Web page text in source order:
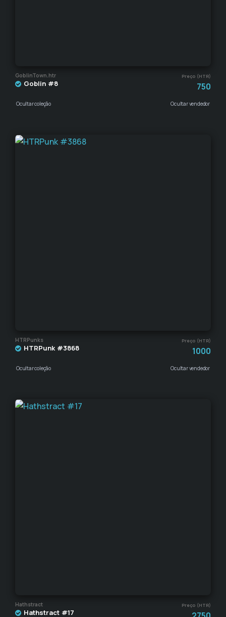
GoblinTown.htr Preço (HTR)
Goblin #8 750
Ocultar coleção Ocultar vendedor
HTRPunks Preço (HTR)
HTRPunk #3868 1000
Ocultar coleção Ocultar vendedor
Hathstract Preço (HTR)
Hathstract #17